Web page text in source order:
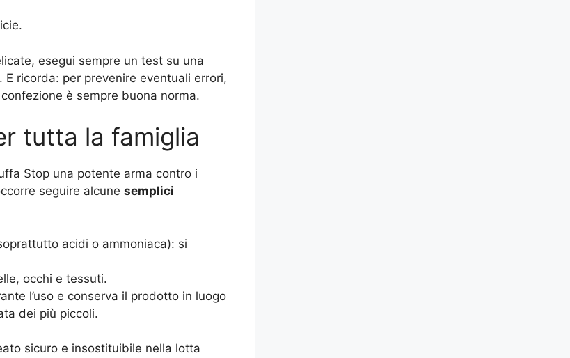
esegui sempre un test su una
ricorda: per prevenire eventuali errori,
è sempre buona norma.
tutta la famiglia
Stop una potente arma contro i
seguire alcune semplici
acidi o ammoniaca): si
occhi e tessuti.
l’uso e conserva il prodotto in luogo
dei più piccoli.
sicuro e insostituibile nella lotta